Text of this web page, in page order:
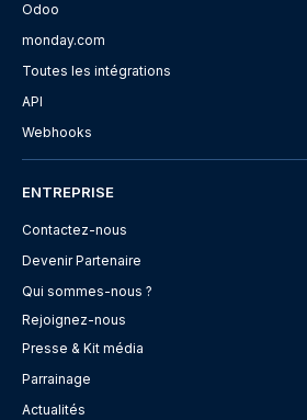
Odoo
monday.com
Toutes les intégrations
API
Webhooks
ENTREPRISE
Contactez-nous
Devenir Partenaire
Qui sommes-nous ?
Rejoignez-nous
Presse & Kit média
Parrainage
Actualités